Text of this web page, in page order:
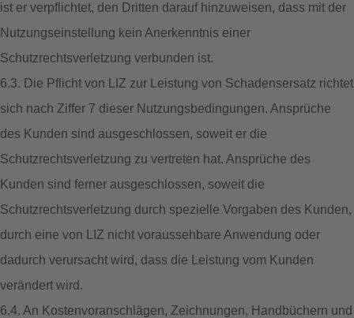
ist er verpflichtet, den Dritten darauf hinzuweisen, dass mit der
Nutzungseinstellung kein Anerkenntnis einer
Schutzrechtsverletzung verbunden ist.
6.3. Die Pflicht von LIZ zur Leistung von Schadensersatz richtet
sich nach Ziffer 7 dieser Nutzungsbedingungen. Ansprüche
des Kunden sind ausgeschlossen, soweit er die
Schutzrechtsverletzung zu vertreten hat. Ansprüche des
Kunden sind ferner ausgeschlossen, soweit die
Schutzrechtsverletzung durch spezielle Vorgaben des Kunden,
durch eine von LIZ nicht voraussehbare Anwendung oder
dadurch verursacht wird, dass die Leistung vom Kunden
verändert wird.
6.4. An Kostenvoranschlägen, Zeichnungen, Handbüchern und